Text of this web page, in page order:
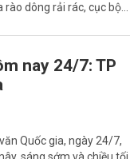
dông rải rác, cục bộ...
nay 24/7: TP
Quốc gia, ngày 24/7,